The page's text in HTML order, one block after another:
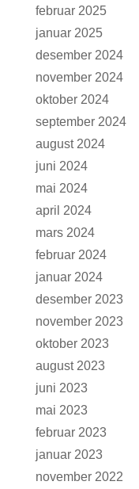
februar 2025
januar 2025
desember 2024
november 2024
oktober 2024
september 2024
august 2024
juni 2024
mai 2024
april 2024
mars 2024
februar 2024
januar 2024
desember 2023
november 2023
oktober 2023
august 2023
juni 2023
mai 2023
februar 2023
januar 2023
november 2022